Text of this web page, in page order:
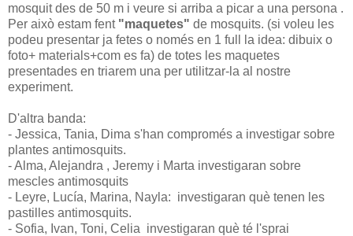
mosquit des de 50 m i veure si arriba a picar a una persona .
Per això estam fent "maquetes" de mosquits. (si voleu les
podeu presentar ja fetes o només en 1 full la idea: dibuix o
foto+ materials+com es fa) de totes les maquetes
presentades en triarem una per utilitzar-la al nostre
experiment.
D'altra banda:
- Jessica, Tania, Dima s'han compromés a investigar sobre
plantes antimosquits.
- Alma, Alejandra , Jeremy i Marta investigaran sobre
mescles antimosquits
- Leyre, Lucía, Marina, Nayla: investigaran què tenen les
pastilles antimosquits.
- Sofia, Ivan, Toni, Celia investigaran què té l'sprai